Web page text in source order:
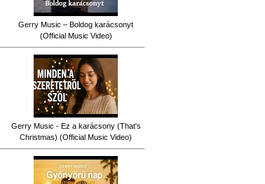
Gerry Music – Boldog karácsonyt
(Official Music Video)
Gerry Music - Ez a karácsony (That's
Christmas) (Official Music Video)